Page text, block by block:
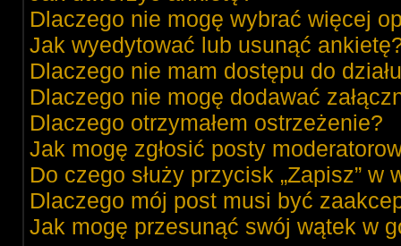
Dlaczego nie mogę wybrać więcej
Jak wyedytować lub usunąć
Dlaczego nie mam dostępu do
Dlaczego nie mogę dodawać
Dlaczego otrzymałem ostrzeżenie?
Jak mogę zgłosić posty
Do czego służy przycisk „Zapisz”
Dlaczego mój post musi być
Jak mogę przesunąć swój wątek w